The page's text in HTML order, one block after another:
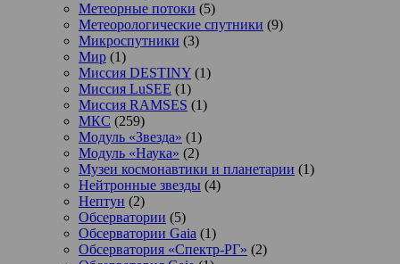
Метеорные потоки (5)
Метеорологические спутники (9)
Микроспутники (3)
Мир (1)
Миссия DESTINY (1)
Миссия LuSEE (1)
Миссия RAMSES (1)
МКС (259)
Модуль «Звезда» (1)
Модуль «Наука» (2)
Музеи космонавтики и планетарии (1)
Нейтронные звезды (4)
Нептун (2)
Обсерватории (5)
Обсерватории Gaia (1)
Обсерватория «Спектр-РГ» (2)